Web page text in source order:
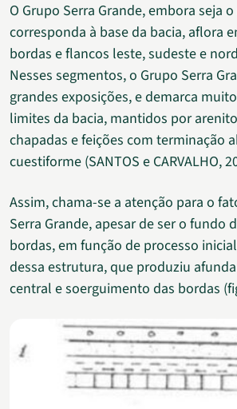
O Grupo Serra Grande, embora seja
corresponda à base da bacia, aflora
bordas e flancos leste, sudeste e
Nesses segmentos, o Grupo Serra
grandes exposições, e demarca
limites da bacia, mantidos por
chapadas e feições com terminação
cuestiforme (SANTOS e CARVALHO,
Assim, chama-se a atenção para o
Serra Grande, apesar de ser o fundo
bordas, em função de processo
dessa estrutura, que produziu
central e soerguimento das bordas